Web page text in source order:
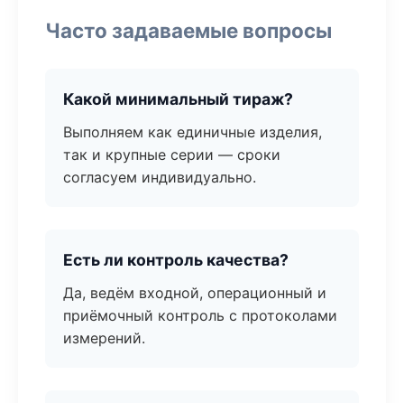
Часто задаваемые вопросы
Какой минимальный тираж?
Выполняем как единичные изделия,
так и крупные серии — сроки
согласуем индивидуально.
Есть ли контроль качества?
Да, ведём входной, операционный и
приёмочный контроль с протоколами
измерений.